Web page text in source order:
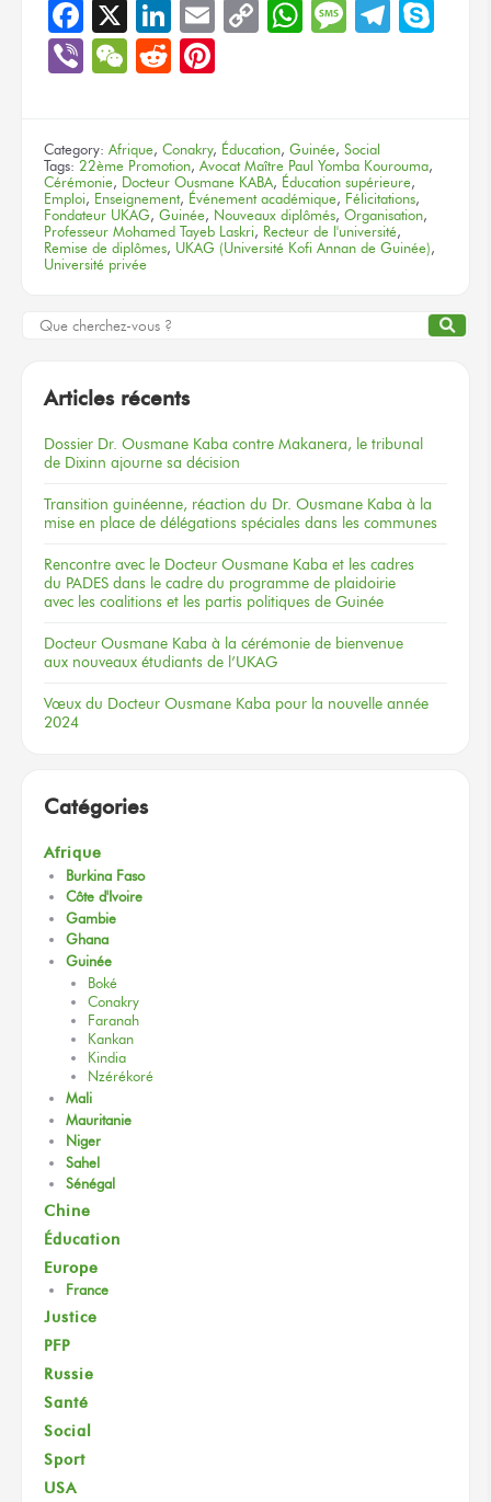
Facebook
X LinkedIn
EmailCopyWhatsApp
Message
ViberWeChat
Reddit
Category: Afrique, Conakry, Éducation, Guinée, Social
Tags: 22ème Promotion, Avocat Maître Paul Yomba Kourouma,
Cérémonie, Docteur Ousmane KABA, Éducation supérieure,
Emploi, Enseignement, Événement académique, Félicitations,
Fondateur UKAG, Guinée, Nouveaux diplômés, Organisation,
Professeur Mohamed Tayeb Laskri, Recteur de l'université,
Remise de diplômes, UKAG (Université Kofi Annan de Guinée),
Université privée
Articles récents
Dossier Dr. Ousmane Kaba contre Makanera, le tribunal
de Dixinn ajourne sa décision
Transition guinéenne, réaction du Dr. Ousmane Kaba à la
mise en place de délégations spéciales dans les communes
Rencontre avec le Docteur Ousmane Kaba et les cadres
du PADES dans le cadre du programme de plaidoirie
avec les coalitions et les partis politiques de Guinée
Docteur Ousmane Kaba à la cérémonie de bienvenue
aux nouveaux étudiants de l’UKAG
Vœux du Docteur Ousmane Kaba pour la nouvelle année
2024
Catégories
Afrique
Burkina Faso
Côte d'Ivoire
Gambie
Ghana
Guinée
Boké
Conakry
Faranah
Kankan
Kindia
Nzérékoré
Mali
Mauritanie
Niger
Sahel
Sénégal
Chine
Éducation
Europe
France
Justice
PFP
Russie
Santé
Social
Sport
USA